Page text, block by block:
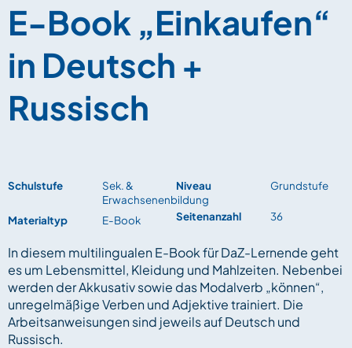
E-Book „Einkaufen“
in Deutsch +
Russisch
Schulstufe
Sek. &
Erwachsenenbildung
Materialtyp
E-Book
Niveau Grundstufe
Seitenanzahl 36
In diesem multilingualen E-Book für DaZ-Lernende geht
es um Lebensmittel, Kleidung und Mahlzeiten. Nebenbei
werden der Akkusativ sowie das Modalverb „können“,
unregelmäßige Verben und Adjektive trainiert. Die
Arbeitsanweisungen sind jeweils auf Deutsch und
Russisch.